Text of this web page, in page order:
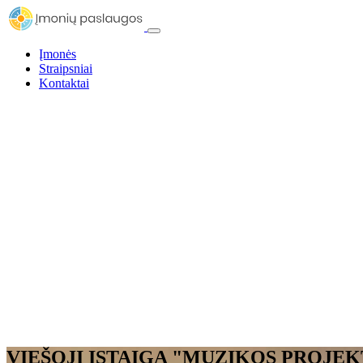
Įmonės
Straipsniai
Kontaktai
VIEŠOJI ĮSTAIGA "MUZIKOS